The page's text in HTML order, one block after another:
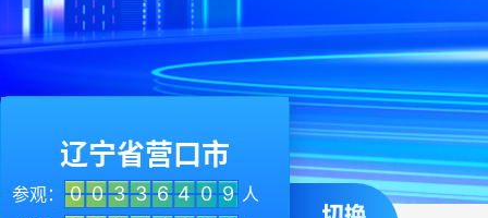
辽宁省营口市
参观： 0 0 3 3 6 4 0 9 人